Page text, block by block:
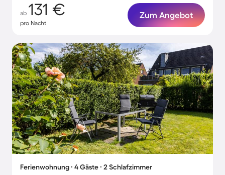
ab 131 €
pro Nacht
Zum Angebot
Ferienwohnung ∙ 4 Gäste ∙ 2 Schlafzimmer